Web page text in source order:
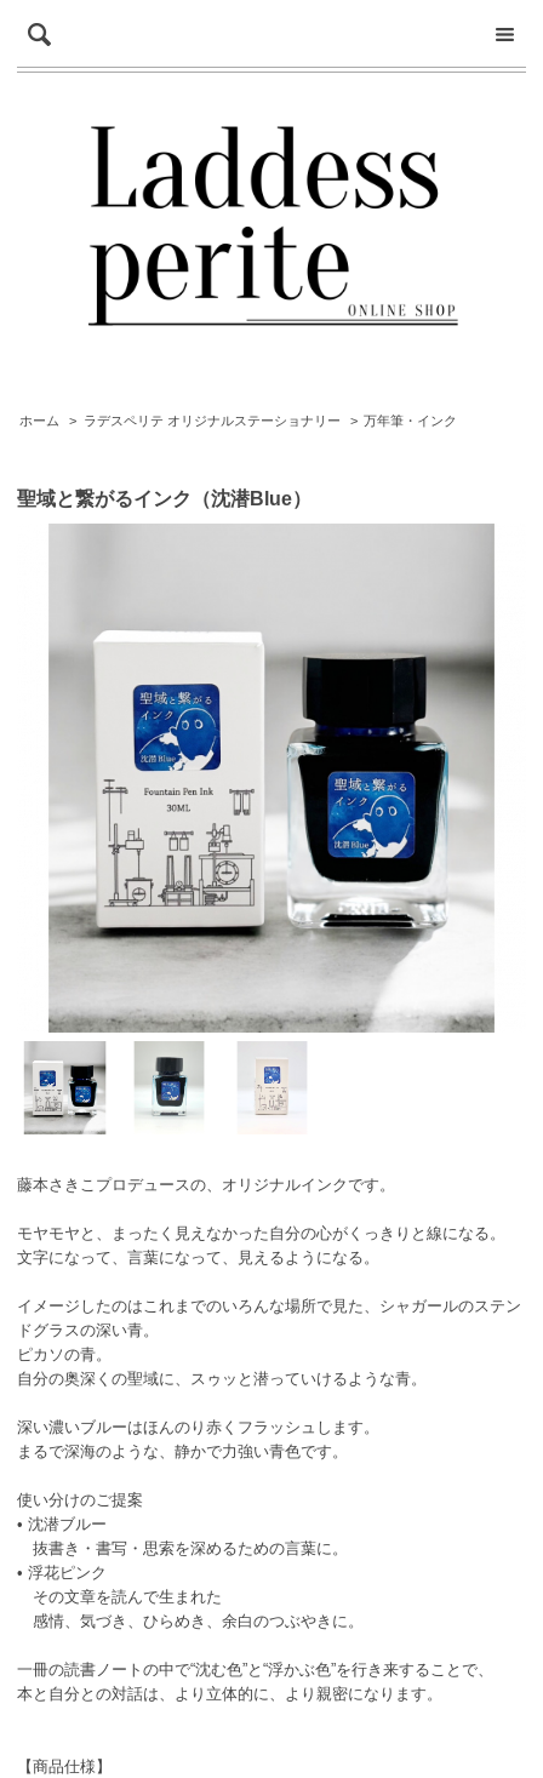
ホーム > ラデスペリテ オリジナルステーショナリー > 万年筆・インク
聖域と繋がるインク（沈潜Blue）
藤本さきこプロデュースの、オリジナルインクです。
モヤモヤと、まったく見えなかった自分の心がくっきりと線になる。
文字になって、言葉になって、見えるようになる。
イメージしたのはこれまでのいろんな場所で見た、シャガールのステン
ドグラスの深い青。
ピカソの青。
自分の奥深くの聖域に、スゥッと潜っていけるような青。
深い濃いブルーはほんのり赤くフラッシュします。
まるで深海のような、静かで力強い青色です。
使い分けのご提案
• 沈潜ブルー
抜書き・書写・思索を深めるための言葉に。
• 浮花ピンク
その文章を読んで生まれた
感情、気づき、ひらめき、余白のつぶやきに。
一冊の読書ノートの中で“沈む色”と“浮かぶ色”を行き来することで、
本と自分との対話は、より立体的に、より親密になります。
【商品仕様】